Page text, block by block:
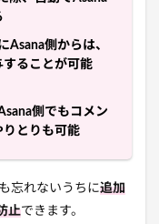
Asana側からは、
ることが可能
側でもコメン
りとりも可能
忘れないうちに追加
止できます。